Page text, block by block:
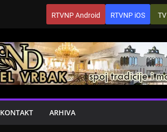
RTVNP Android RTVNP iOS
KONTAKT ARHIVA